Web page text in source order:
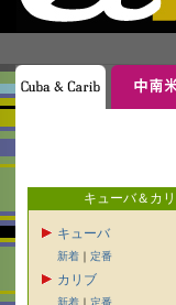
キューバ＆カ
キューバ
新着 ｜ 定番
カリブ
新着 ｜ 定番